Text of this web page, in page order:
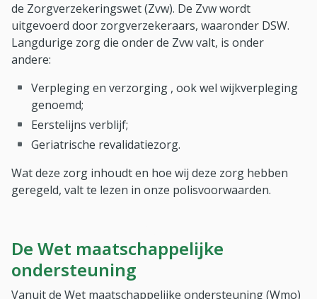
de Zorgverzekeringswet (Zvw). De Zvw wordt
uitgevoerd door zorgverzekeraars, waaronder DSW.
Langdurige zorg die onder de Zvw valt, is onder
andere:
Verpleging en verzorging , ook wel wijkverpleging
genoemd;
Eerstelijns verblijf;
Geriatrische revalidatiezorg.
Wat deze zorg inhoudt en hoe wij deze zorg hebben
geregeld, valt te lezen in onze polisvoorwaarden.
De Wet maatschappelijke
ondersteuning
Vanuit de Wet maatschappelijke ondersteuning (Wmo)